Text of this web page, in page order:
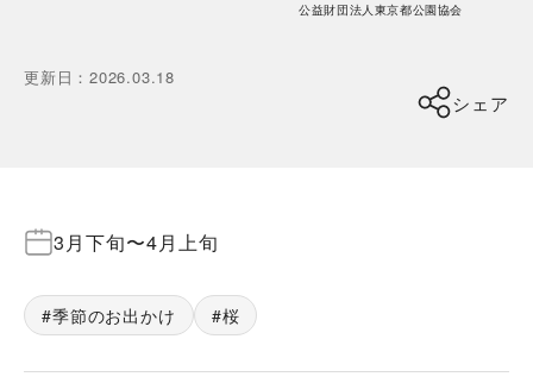
公益財団法人東京都公園協会
更新日 ：2026.03.18
シェア
3月下旬〜4月上旬
季節のお出かけ 桜